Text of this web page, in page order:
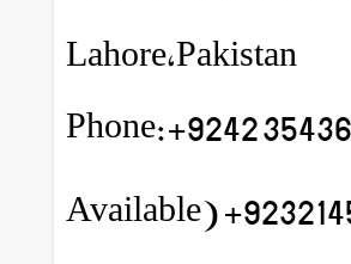
Lahore,Pakistan
Phone:+9242
923214507000+ (Available